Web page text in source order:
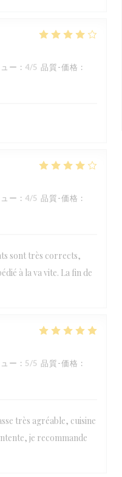
ー : 4/5 品質-価格 :
ー : 4/5 品質-価格 :
sont très corrects,
à la va vite. La fin de
ー : 5/5 品質-価格 :
très agréable, cuisine
je recommande